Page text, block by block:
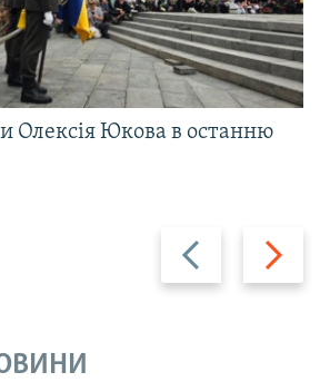
Назад Вперед
Олексія Юкова в останню